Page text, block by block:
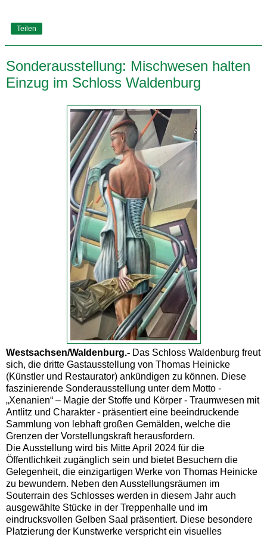
Teilen
Sonderausstellung: Mischwesen halten
Einzug im Schloss Waldenburg
Westsachsen/Waldenburg.- Das Schloss Waldenburg freut
sich, die dritte Gastausstellung von Thomas Heinicke
(Künstler und Restaurator) ankündigen zu können. Diese
faszinierende Sonderausstellung unter dem Motto -
„Xenanien“ – Magie der Stoffe und Körper - Traumwesen mit
Antlitz und Charakter - präsentiert eine beeindruckende
Sammlung von lebhaft großen Gemälden, welche die
Grenzen der Vorstellungskraft herausfordern.
Die Ausstellung wird bis Mitte April 2024 für die
Öffentlichkeit zugänglich sein und bietet Besuchern die
Gelegenheit, die einzigartigen Werke von Thomas Heinicke
zu bewundern. Neben den Ausstellungsräumen im
Souterrain des Schlosses werden in diesem Jahr auch
ausgewählte Stücke in der Treppenhalle und im
eindrucksvollen Gelben Saal präsentiert. Diese besondere
Platzierung der Kunstwerke verspricht ein visuelles